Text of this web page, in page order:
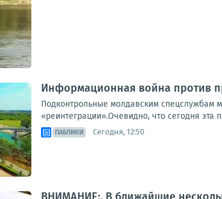
Информационная война против
Подконтрольные молдавским спецслужбам
«реинтеграции».Очевидно, что сегодня
ПАБЛИКИ Сегодня, 12:50